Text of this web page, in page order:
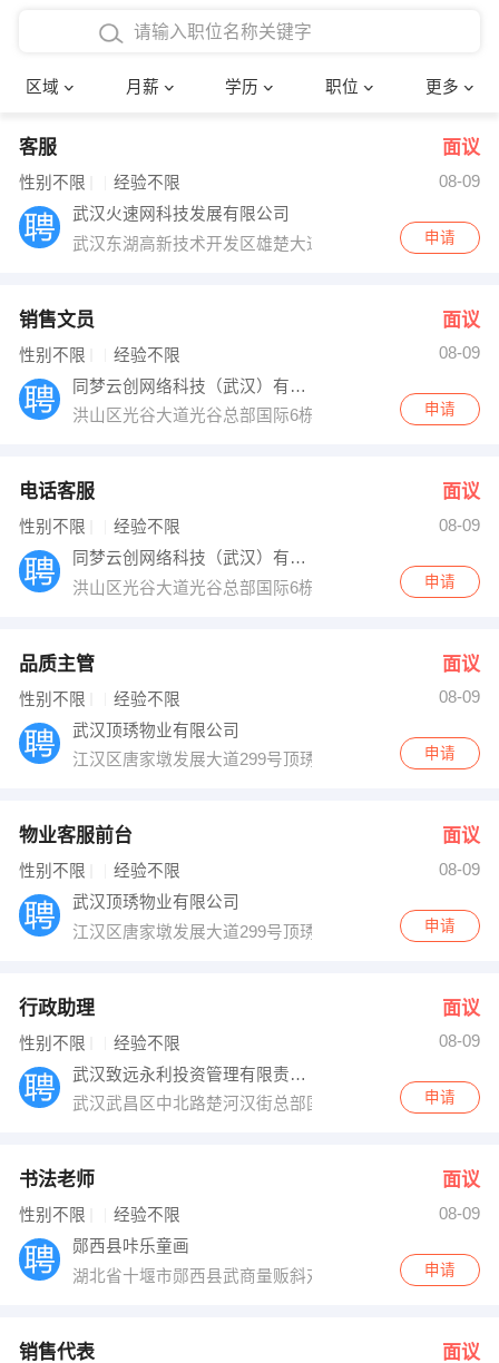
区域 月薪 学历 职位 更多
4000-5000元
8000-12000元
12000-20000元
博士
文员
财务会计
网络IT
快递员
收银员 技术员/工程师
出纳
编辑
跟单
其他职位
确定
客服 面议
性别不限 经验不限
08-09
武汉火速网科技发展有限公司
武汉东湖高新技术开发区雄楚大道888号金地雄楚一号商
申请
销售文员 面议
性别不限 经验不限
08-09
同梦云创网络科技（武汉）有限公司
洪山区光谷大道光谷总部国际6栋4层08号
申请
电话客服 面议
性别不限 经验不限
08-09
同梦云创网络科技（武汉）有限公司
洪山区光谷大道光谷总部国际6栋4层08号
申请
品质主管 面议
性别不限 经验不限
08-09
武汉顶琇物业有限公司
江汉区唐家墩发展大道299号顶琇物业办公室
申请
物业客服前台 面议
性别不限 经验不限
08-09
武汉顶琇物业有限公司
江汉区唐家墩发展大道299号顶琇物业办公室
申请
行政助理 面议
性别不限 经验不限
08-09
武汉致远永利投资管理有限责任公司
武汉武昌区中北路楚河汉街总部国际C座1204
申请
书法老师 面议
性别不限 经验不限
08-09
郧西县咔乐童画
湖北省十堰市郧西县武商量贩斜对面公交车中转站对面
申请
销售代表 面议